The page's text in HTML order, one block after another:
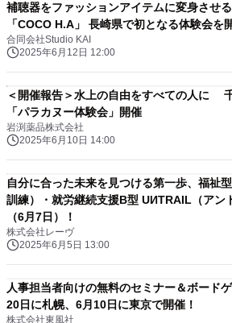
補聴器をファッションアイテムに変身させ
「COCO H.A」 長崎県で初となる体験会を
合同会社Studio KAI
2025年6月12日 12:00
＜開催報告＞水上の自由をすべての人に
「パラカヌー体験会」開催
岩渕薬品株式会社
2025年6月10日 14:00
自分に合った未来を見つける第一歩、福祉
訓練）・就労継続支援B型 UИTRAIL（アン
（6月7日）！
株式会社レーヴ
2025年6月5日 13:00
人事担当者向けの無料のセミナー＆ボード
20日に札幌、6月10日に東京で開催！
株式会社東風社